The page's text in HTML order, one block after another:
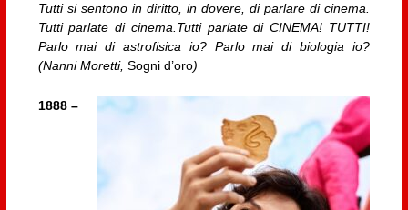
Tutti si sentono in diritto, in dovere, di parlare di cinema.
Tutti parlate di cinema.Tutti parlate di CINEMA! TUTTI!
Parlo mai di astrofisica io? Parlo mai di biologia io?
(Nanni Moretti, Sogni d’oro)
1888 –